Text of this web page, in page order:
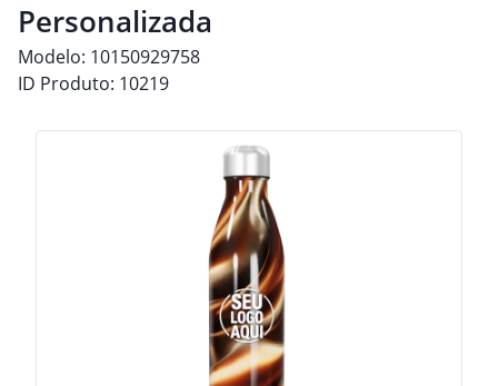
Personalizada
Modelo: 10150929758
ID Produto: 10219